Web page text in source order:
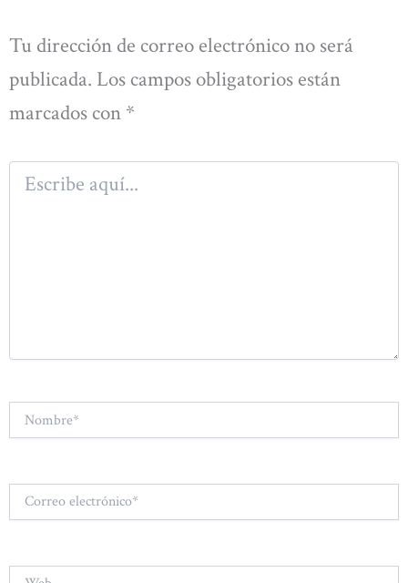
Tu dirección de correo electrónico no será
publicada. Los campos obligatorios están
marcados con *
Escribe
aquí...
Correo
electrónico*
Web